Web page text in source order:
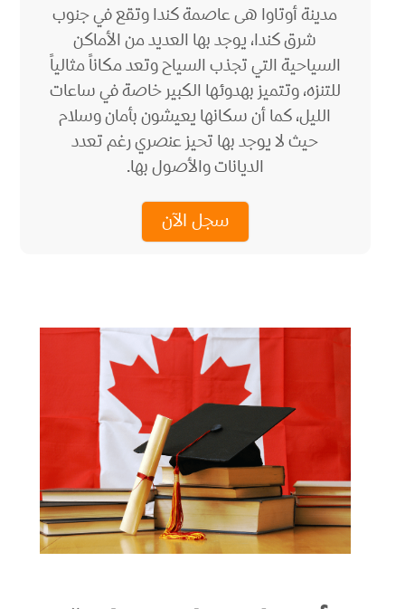
مدينة أوتاوا هى عاصمة كندا وتقع في جنوب
شرق كندا، يوجد بها العديد من الأماكن
السياحية التي تجذب السياح وتعد مكاناً مثالياً
للتنزه، وتتميز بهدوئها الكبير خاصة في ساعات
الليل، كما أن سكانها يعيشون بأمان وسلام
حيث لا يوجد بها تحيز عنصري رغم تعدد
الديانات والأصول بها.
سجل الآن